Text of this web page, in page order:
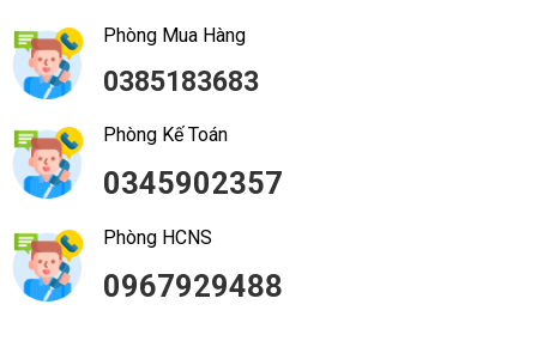
Phòng Mua Hàng
0385183683
Phòng Kế Toán
0345902357
Phòng HCNS
0967929488